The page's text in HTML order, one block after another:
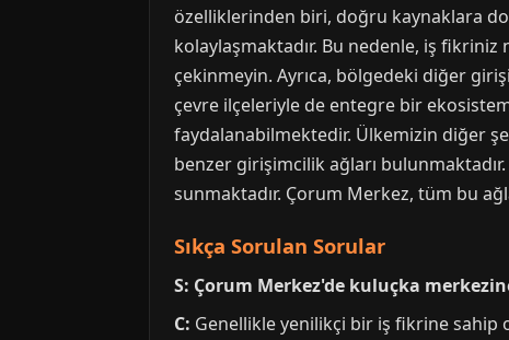
özelliklerinden biri, doğru kaynaklara
kolaylaşmaktadır. Bu nedenle, iş
çekinmeyin. Ayrıca, bölgedeki diğer
çevre ilçeleriyle de entegre bir
faydalanabilmektedir. Ülkemizin diğer
benzer girişimcilik ağları
sunmaktadır. Çorum Merkez, tüm bu
Sıkça Sorulan Sorular
S: Çorum Merkez'de kuluçka
C: Genellikle yenilikçi bir iş fikrine sahip